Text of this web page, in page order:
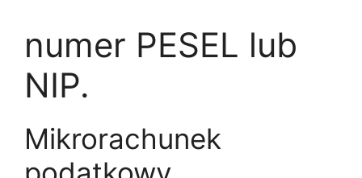
numer PESEL lub
NIP.
Mikrorachunek